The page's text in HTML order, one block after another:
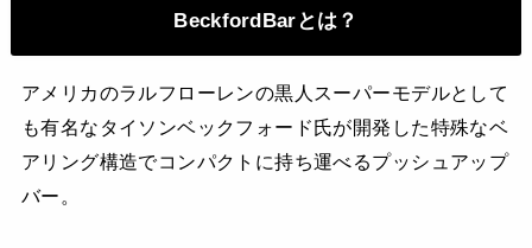
BeckfordBarとは？
アメリカのラルフローレンの黒人スーパーモデルとして
も有名なタイソンベックフォード氏が開発した特殊なベ
アリング構造でコンパクトに持ち運べるプッシュアップ
バー。